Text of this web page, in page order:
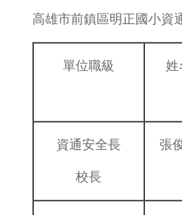
高雄市前鎮區明正國小資
單位職級 姓
資通安全長
校長
張